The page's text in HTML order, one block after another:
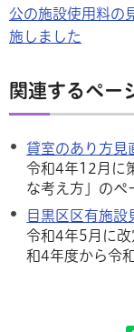
公の施設使用料の
施しました
関連するペー
貸室のあり方見
令和4年12月に
な考え方」のペ
目黒区区有施設
令和4年5月に
和4年度から令